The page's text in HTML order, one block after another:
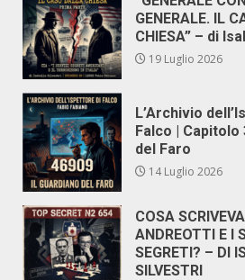
GENERALE. IL
CHIESA” – di
19 Luglio 2026
L’Archivio
Falco | Capitolo
del Faro
14 Luglio 2026
COSA
ANDREOTTI E I
SEGRETI? – DI
SILVESTRI